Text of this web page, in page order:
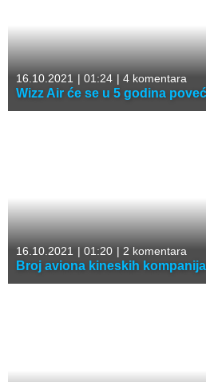
16.10.2021 | 01:24 | 4 komentara
Wizz Air će se u 5 godina
16.10.2021 | 01:20 | 2 komentara
Broj aviona kineskih kompanija